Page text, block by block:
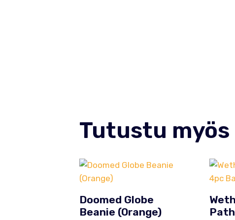
Tutustu myös
Doomed Globe
Beanie (Orange)